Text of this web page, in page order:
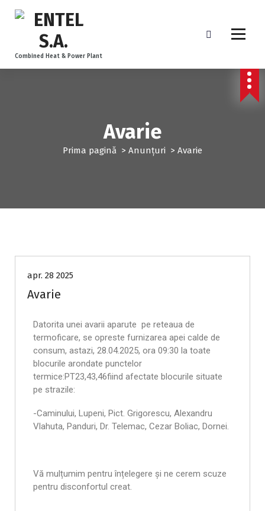
Combined Heat & Power Plant
Avarie
Prima pagină > Anunțuri > Avarie
apr. 28 2025
Avarie
Datorita unei avarii aparute pe reteaua de
termoficare, se opreste furnizarea apei calde de
consum, astazi, 28.04.2025, ora 09:30 la toate
blocurile arondate punctelor
termice:PT23,43,46fiind afectate blocurile situate
pe strazile:
-Caminului, Lupeni, Pict. Grigorescu, Alexandru
Vlahuta, Panduri, Dr. Telemac, Cezar Boliac, Dornei.
Vă mulțumim pentru înțelegere și ne cerem scuze
pentru disconfortul creat.